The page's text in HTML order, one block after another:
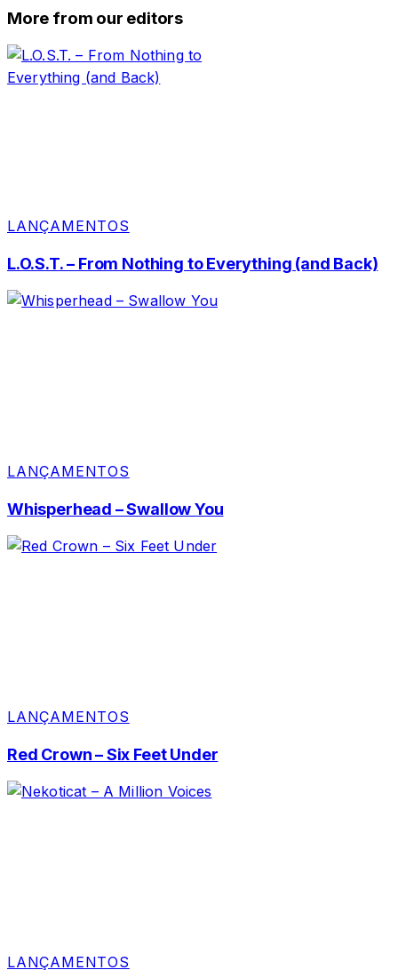
More from our editors
LANÇAMENTOS
L.O.S.T. – From Nothing to Everything (and Back)
LANÇAMENTOS
Whisperhead – Swallow You
LANÇAMENTOS
Red Crown – Six Feet Under
LANÇAMENTOS